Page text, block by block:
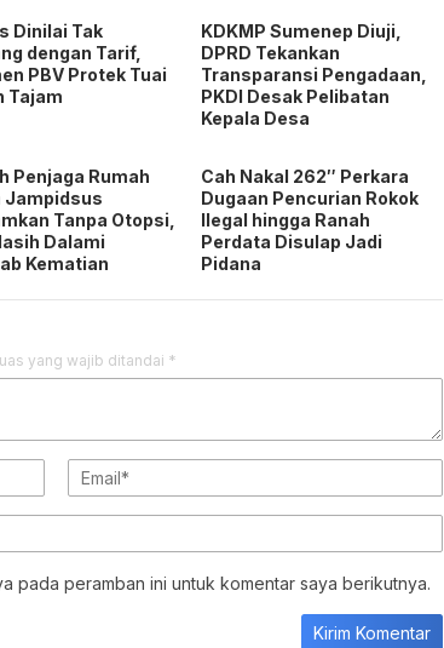
Dinilai Tak
dengan Tarif,
PBV Protek Tuai
Tajam
KDKMP Sumenep Diuji,
DPRD Tekankan
Transparansi Pengadaan,
PKDI Desak Pelibatan
Kepala Desa
Penjaga Rumah
Jampidsus
Tanpa Otopsi,
Dalami
Kematian
Cah Nakal 262″ Perkara
Dugaan Pencurian Rokok
Ilegal hingga Ranah
Perdata Disulap Jadi
Pidana
yang wajib ditandai *
pada peramban ini untuk komentar saya berikutnya.